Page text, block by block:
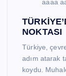
aaaa
NOKTASI
Türkiye,
adım atarak
koydu.